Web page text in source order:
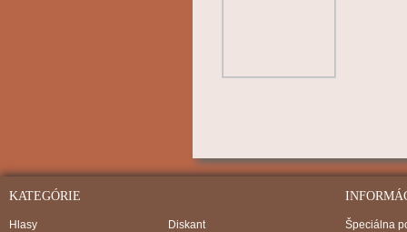
KATEGÓRIE
Hlasy
Diskant
Špeciálna